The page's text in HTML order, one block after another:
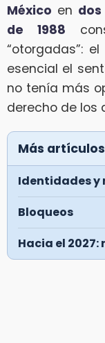
México en
de 1988
“otorgadas”:
esencial el
no tenía más
derecho de los
Más
Identidades y
Bloqueos
Hacia el